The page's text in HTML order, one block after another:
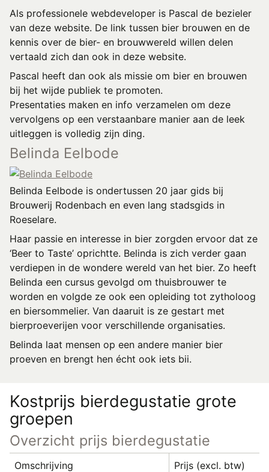
Als professionele webdeveloper is Pascal de bezieler
van deze website. De link tussen bier brouwen en de
kennis over de bier- en brouwwereld willen delen
vertaald zich dan ook in deze website.
Pascal heeft dan ook als missie om bier en brouwen
bij het wijde publiek te promoten.
Presentaties maken en info verzamelen om deze
vervolgens op een verstaanbare manier aan de leek
uitleggen is volledig zijn ding.
Belinda Eelbode
Belinda Eelbode is ondertussen 20 jaar gids bij
Brouwerij Rodenbach en even lang stadsgids in
Roeselare.
Haar passie en interesse in bier zorgden ervoor dat ze
‘Beer to Taste’ oprichtte. Belinda is zich verder gaan
verdiepen in de wondere wereld van het bier. Zo heeft
Belinda een cursus gevolgd om thuisbrouwer te
worden en volgde ze ook een opleiding tot zytholoog
en biersommelier. Van daaruit is ze gestart met
bierproeverijen voor verschillende organisaties.
Belinda laat mensen op een andere manier bier
proeven en brengt hen écht ook iets bii.
Kostprijs bierdegustatie grote
groepen
Overzicht prijs bierdegustatie
Omschrijving Prijs (excl. btw)